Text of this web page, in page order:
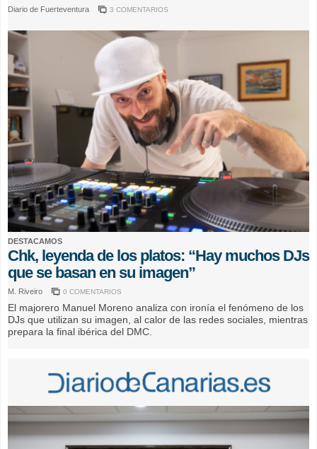
Diario de Fuerteventura 3 COMENTARIOS
DESTACAMOS
Chk, leyenda de los platos: “Hay muchos DJs
que se basan en su imagen”
M. Riveiro 0 COMENTARIOS
El majorero Manuel Moreno analiza con ironía el fenómeno de los
DJs que utilizan su imagen, al calor de las redes sociales, mientras
prepara la final ibérica del DMC.